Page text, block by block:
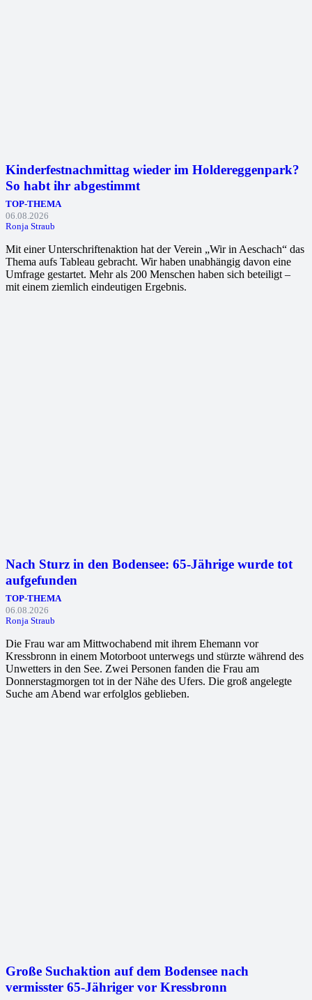
Kinderfestnachmittag wieder im Holdereggenpark?
So habt ihr abgestimmt
TOP-THEMA
06.08.2026
Ronja Straub
Mit einer Unterschriftenaktion hat der Verein „Wir in Aeschach“ das
Thema aufs Tableau gebracht. Wir haben unabhängig davon eine
Umfrage gestartet. Mehr als 200 Menschen haben sich beteiligt –
mit einem ziemlich eindeutigen Ergebnis.
Nach Sturz in den Bodensee: 65-Jährige wurde tot
aufgefunden
TOP-THEMA
06.08.2026
Ronja Straub
Die Frau war am Mittwochabend mit ihrem Ehemann vor
Kressbronn in einem Motorboot unterwegs und stürzte während des
Unwetters in den See. Zwei Personen fanden die Frau am
Donnerstagmorgen tot in der Nähe des Ufers. Die groß angelegte
Suche am Abend war erfolglos geblieben.
Große Suchaktion auf dem Bodensee nach
vermisster 65-Jähriger vor Kressbronn